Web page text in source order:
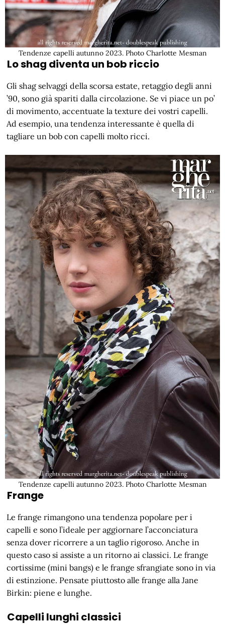
Tendenze capelli autunno 2023. Photo Charlotte Mesman
Lo shag diventa un bob riccio
Gli shag selvaggi della scorsa estate, retaggio degli anni
’90, sono già spariti dalla circolazione. Se vi piace un po’
di movimento, accentuate la texture dei vostri capelli.
Ad esempio, una tendenza interessante è quella di
tagliare un bob con capelli molto ricci.
Tendenze capelli autunno 2023. Photo Charlotte Mesman
Frange
Le frange rimangono una tendenza popolare per i
capelli e sono l’ideale per aggiornare l’acconciatura
senza dover ricorrere a un taglio rigoroso. Anche in
questo caso si assiste a un ritorno ai classici. Le frange
cortissime (mini bangs) e le frange sfrangiate sono in via
di estinzione. Pensate piuttosto alle frange alla Jane
Birkin: piene e lunghe.
Capelli lunghi classici